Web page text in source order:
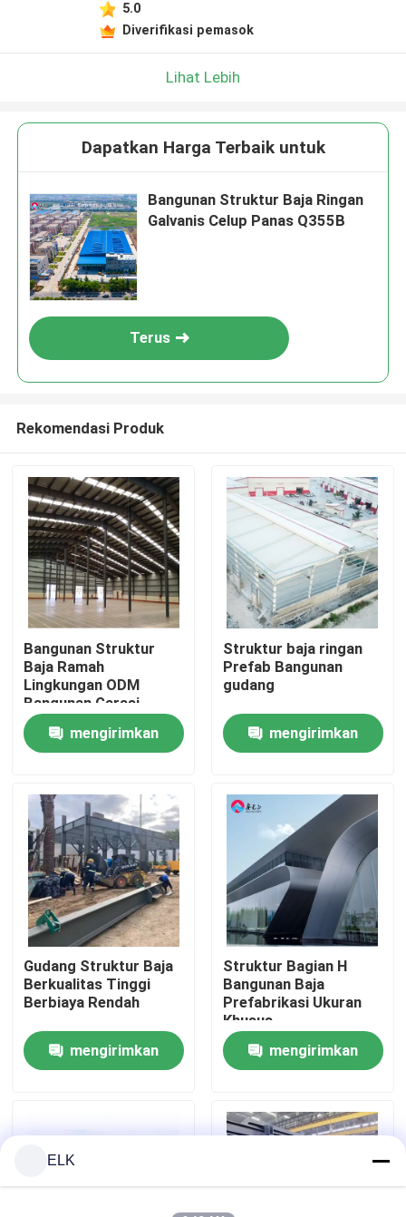
Rumah
Produk
Tentang Kami
Tur Pabrik
Kontrol Kualitas
Hubungi Kami
Berita
5.0
Diverifikasi pemasok
Lihat Lebih
Dapatkan Harga Terbaik untuk
Bangunan Struktur Baja Ringan
Galvanis Celup Panas Q355B
Terus
Rekomendasi Produk
Bangunan Struktur
Baja Ramah
Lingkungan ODM
Bangunan Garasi
Logam Galvanis
mengirimkan
Struktur baja ringan
Prefab Bangunan
gudang
mengirimkan
Gudang Struktur Baja
Berkualitas Tinggi
Berbiaya Rendah
mengirimkan
Struktur Bagian H
Bangunan Baja
Prefabrikasi Ukuran
Khusus
mengirimkan
ELK